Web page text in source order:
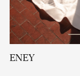
ENEY